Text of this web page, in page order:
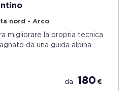
nord - Arco
migliorare la propria tecnica
da una guida alpina
da 180 €